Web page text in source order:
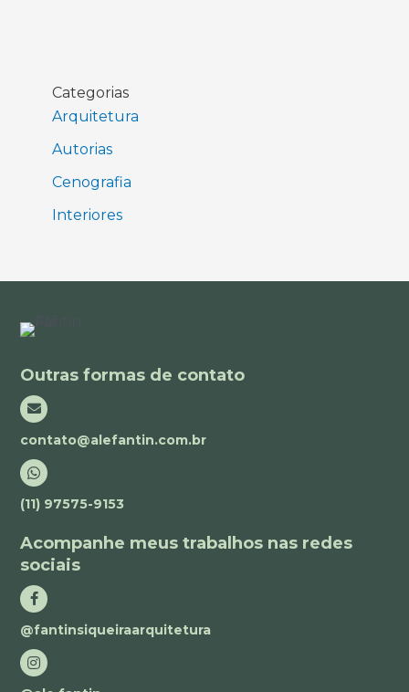
Categorias
Arquitetura
Autorias
Cenografia
Interiores
Outras formas de contato
contato@alefantin.com.br
(11) 97575-9153
Acompanhe meus trabalhos nas redes
sociais
@fantinsiqueiraarquitetura